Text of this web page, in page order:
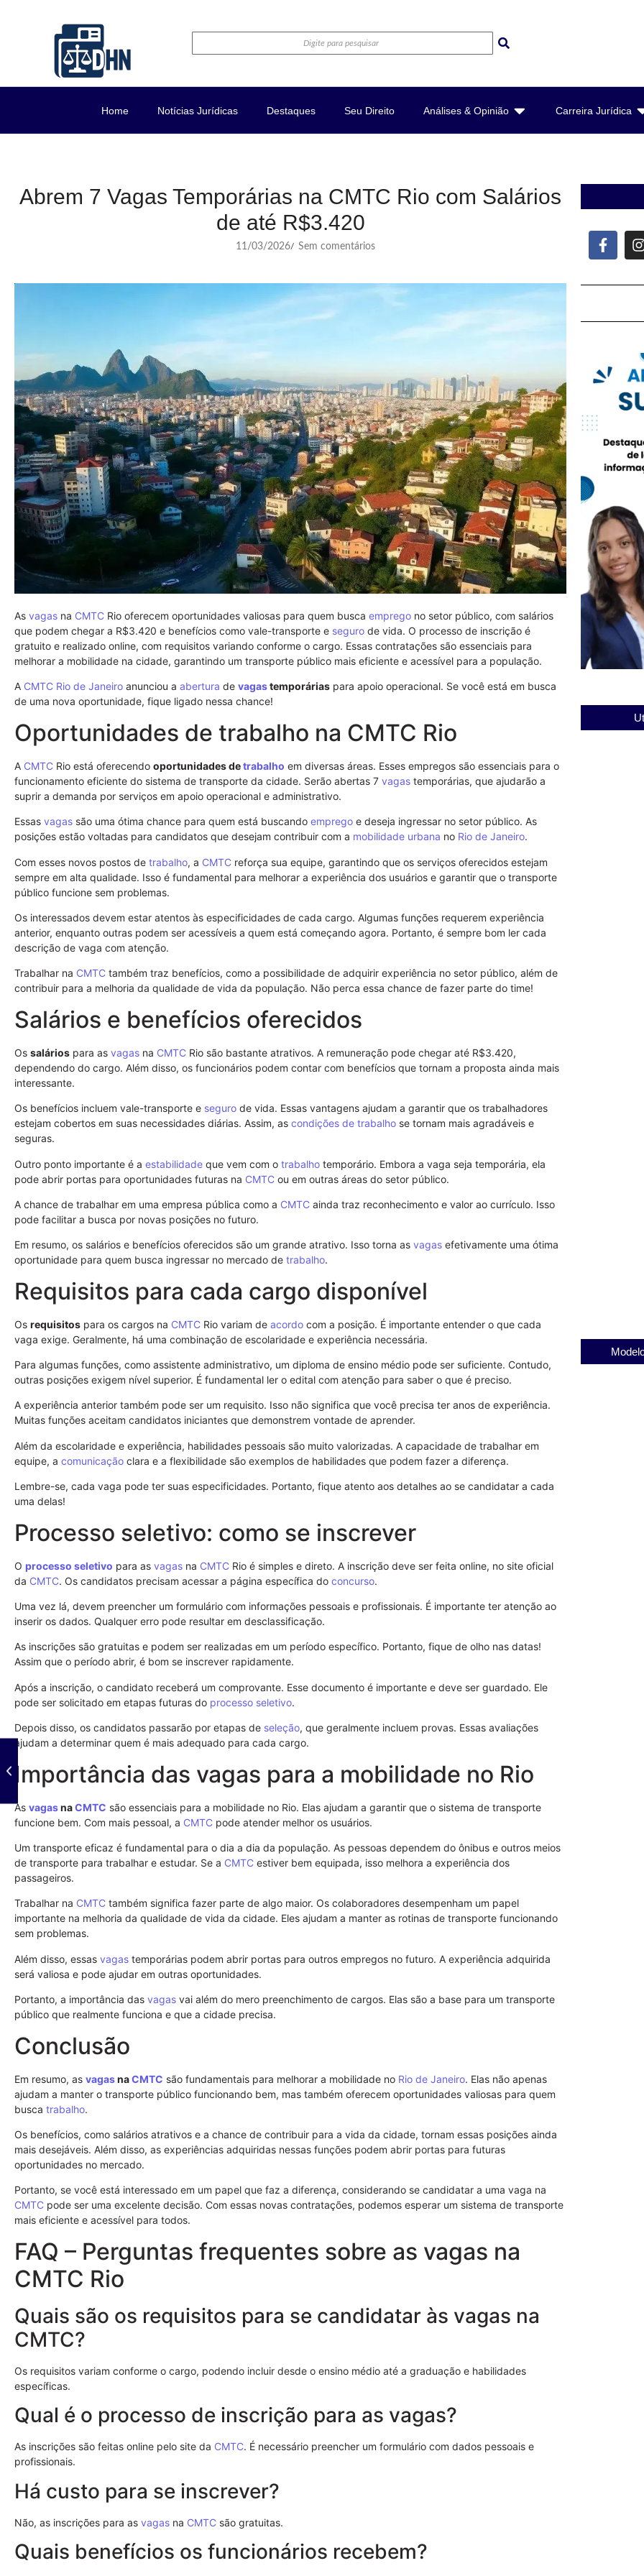
Home Notícias Jurídicas Destaques Seu Direito Análises & Opinião Carreira Jurídica
Abrem 7 Vagas Temporárias na CMTC Rio com Salários
de até R$3.420
11/03/2026/ Sem comentários
As vagas na CMTC Rio oferecem oportunidades valiosas para quem busca emprego no setor público, com salários
que podem chegar a R$3.420 e benefícios como vale-transporte e seguro de vida. O processo de inscrição é
gratuito e realizado online, com requisitos variando conforme o cargo. Essas contratações são essenciais para
melhorar a mobilidade na cidade, garantindo um transporte público mais eficiente e acessível para a população.
A CMTC Rio de Janeiro anunciou a abertura de vagastemporárias para apoio operacional. Se você está em busca
de uma nova oportunidade, fique ligado nessa chance!
Oportunidades de trabalho na CMTC Rio
A CMTC Rio está oferecendo oportunidades detrabalho em diversas áreas. Esses empregos são essenciais para o
funcionamento eficiente do sistema de transporte da cidade. Serão abertas 7 vagas temporárias, que ajudarão a
suprir a demanda por serviços em apoio operacional e administrativo.
Essas vagas são uma ótima chance para quem está buscando emprego e deseja ingressar no setor público. As
posições estão voltadas para candidatos que desejam contribuir com a mobilidade urbana no Rio de Janeiro.
Com esses novos postos de trabalho, a CMTC reforça sua equipe, garantindo que os serviços oferecidos estejam
sempre em alta qualidade. Isso é fundamental para melhorar a experiência dos usuários e garantir que o transporte
público funcione sem problemas.
Os interessados devem estar atentos às especificidades de cada cargo. Algumas funções requerem experiência
anterior, enquanto outras podem ser acessíveis a quem está começando agora. Portanto, é sempre bom ler cada
descrição de vaga com atenção.
Trabalhar na CMTC também traz benefícios, como a possibilidade de adquirir experiência no setor público, além de
contribuir para a melhoria da qualidade de vida da população. Não perca essa chance de fazer parte do time!
Salários e benefícios oferecidos
Os salários para as vagas na CMTC Rio são bastante atrativos. A remuneração pode chegar até R$3.420,
dependendo do cargo. Além disso, os funcionários podem contar com benefícios que tornam a proposta ainda mais
interessante.
Os benefícios incluem vale-transporte e seguro de vida. Essas vantagens ajudam a garantir que os trabalhadores
estejam cobertos em suas necessidades diárias. Assim, as condições de trabalho se tornam mais agradáveis e
seguras.
Outro ponto importante é a estabilidade que vem com o trabalho temporário. Embora a vaga seja temporária, ela
pode abrir portas para oportunidades futuras na CMTC ou em outras áreas do setor público.
A chance de trabalhar em uma empresa pública como a CMTC ainda traz reconhecimento e valor ao currículo. Isso
pode facilitar a busca por novas posições no futuro.
Em resumo, os salários e benefícios oferecidos são um grande atrativo. Isso torna as vagas efetivamente uma ótima
oportunidade para quem busca ingressar no mercado de trabalho.
Requisitos para cada cargo disponível
Os requisitos para os cargos na CMTC Rio variam de acordo com a posição. É importante entender o que cada
vaga exige. Geralmente, há uma combinação de escolaridade e experiência necessária.
Para algumas funções, como assistente administrativo, um diploma de ensino médio pode ser suficiente. Contudo,
outras posições exigem nível superior. É fundamental ler o edital com atenção para saber o que é preciso.
A experiência anterior também pode ser um requisito. Isso não significa que você precisa ter anos de experiência.
Muitas funções aceitam candidatos iniciantes que demonstrem vontade de aprender.
Além da escolaridade e experiência, habilidades pessoais são muito valorizadas. A capacidade de trabalhar em
equipe, a comunicação clara e a flexibilidade são exemplos de habilidades que podem fazer a diferença.
Lembre-se, cada vaga pode ter suas especificidades. Portanto, fique atento aos detalhes ao se candidatar a cada
uma delas!
Processo seletivo: como se inscrever
O processo seletivo para as vagas na CMTC Rio é simples e direto. A inscrição deve ser feita online, no site oficial
da CMTC. Os candidatos precisam acessar a página específica do concurso.
Uma vez lá, devem preencher um formulário com informações pessoais e profissionais. É importante ter atenção ao
inserir os dados. Qualquer erro pode resultar em desclassificação.
As inscrições são gratuitas e podem ser realizadas em um período específico. Portanto, fique de olho nas datas!
Assim que o período abrir, é bom se inscrever rapidamente.
Após a inscrição, o candidato receberá um comprovante. Esse documento é importante e deve ser guardado. Ele
pode ser solicitado em etapas futuras do processo seletivo.
Depois disso, os candidatos passarão por etapas de seleção, que geralmente incluem provas. Essas avaliações
ajudam a determinar quem é mais adequado para cada cargo.
Importância das vagas para a mobilidade no Rio
As vagasnaCMTC são essenciais para a mobilidade no Rio. Elas ajudam a garantir que o sistema de transporte
funcione bem. Com mais pessoal, a CMTC pode atender melhor os usuários.
Um transporte eficaz é fundamental para o dia a dia da população. As pessoas dependem do ônibus e outros meios
de transporte para trabalhar e estudar. Se a CMTC estiver bem equipada, isso melhora a experiência dos
passageiros.
Trabalhar na CMTC também significa fazer parte de algo maior. Os colaboradores desempenham um papel
importante na melhoria da qualidade de vida da cidade. Eles ajudam a manter as rotinas de transporte funcionando
sem problemas.
Além disso, essas vagas temporárias podem abrir portas para outros empregos no futuro. A experiência adquirida
será valiosa e pode ajudar em outras oportunidades.
Portanto, a importância das vagas vai além do mero preenchimento de cargos. Elas são a base para um transporte
público que realmente funciona e que a cidade precisa.
Conclusão
Em resumo, as vagasnaCMTC são fundamentais para melhorar a mobilidade no Rio de Janeiro. Elas não apenas
ajudam a manter o transporte público funcionando bem, mas também oferecem oportunidades valiosas para quem
busca trabalho.
Os benefícios, como salários atrativos e a chance de contribuir para a vida da cidade, tornam essas posições ainda
mais desejáveis. Além disso, as experiências adquiridas nessas funções podem abrir portas para futuras
oportunidades no mercado.
Portanto, se você está interessado em um papel que faz a diferença, considerando se candidatar a uma vaga na
CMTC pode ser uma excelente decisão. Com essas novas contratações, podemos esperar um sistema de transporte
mais eficiente e acessível para todos.
FAQ – Perguntas frequentes sobre as vagas na
CMTC Rio
Quais são os requisitos para se candidatar às vagas na
CMTC?
Os requisitos variam conforme o cargo, podendo incluir desde o ensino médio até a graduação e habilidades
específicas.
Qual é o processo de inscrição para as vagas?
As inscrições são feitas online pelo site da CMTC. É necessário preencher um formulário com dados pessoais e
profissionais.
Há custo para se inscrever?
Não, as inscrições para as vagas na CMTC são gratuitas.
Quais benefícios os funcionários recebem?